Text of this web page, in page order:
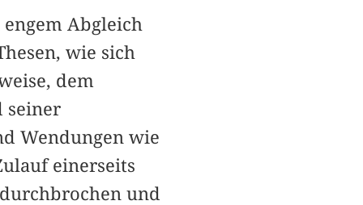
Abgleich
wie sich
dem
seiner
Wendungen wie
einerseits
und